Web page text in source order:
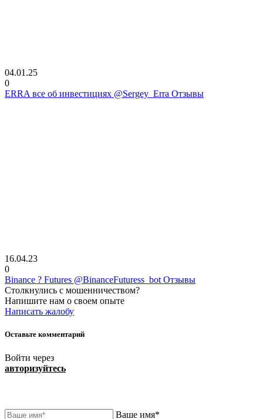
04.01.25
0
ERRA все об инвестициях @Sergey_Erra Отзывы
16.04.23
0
Binance ? Futures @BinanceFuturess_bot Отзывы
Столкнулись с мошенничеством?
Напишите нам о своем опыте
Написать жалобу
Оставьте комментарий
Войти через
авторизуйтесь
Ваше имя*